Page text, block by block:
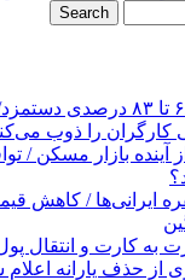
عقب‌ماندگی ۶۸ تا ۸۳
کارگران را ذوب
آینده بازار مسکن /
ایرانی‌ها / کاهش
به کارت و انتقال
از حذف یارانه اعلام